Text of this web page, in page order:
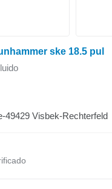
ske 18.5 pul
49429 Visbek-Rechterfeld